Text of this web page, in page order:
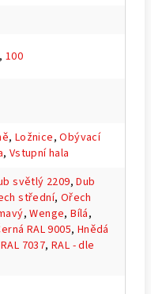
, 100
, Ložnice,Obývací
, Vstupní hala
světlý 2209,Dub
střední, Ořech
,Wenge,Bílá,
RAL 9005, Hnědá
7037,RAL - dle